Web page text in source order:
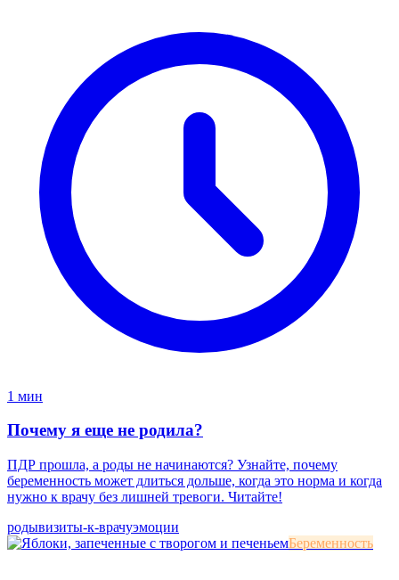
1 мин
Почему я еще не родила?
ПДР прошла, а роды не начинаются? Узнайте, почему
беременность может длиться дольше, когда это норма и когда
нужно к врачу без лишней тревоги. Читайте!
родывизиты-к-врачуэмоции
Беременность